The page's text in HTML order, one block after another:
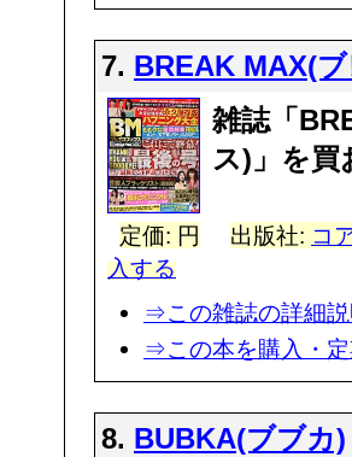
7. BREAK MAX(
雑誌「
ス)」を買
定価: 円 出版社: コ
入する
⇒この雑誌の詳細
⇒この本を購入・
8. BUBKA(ブブカ)